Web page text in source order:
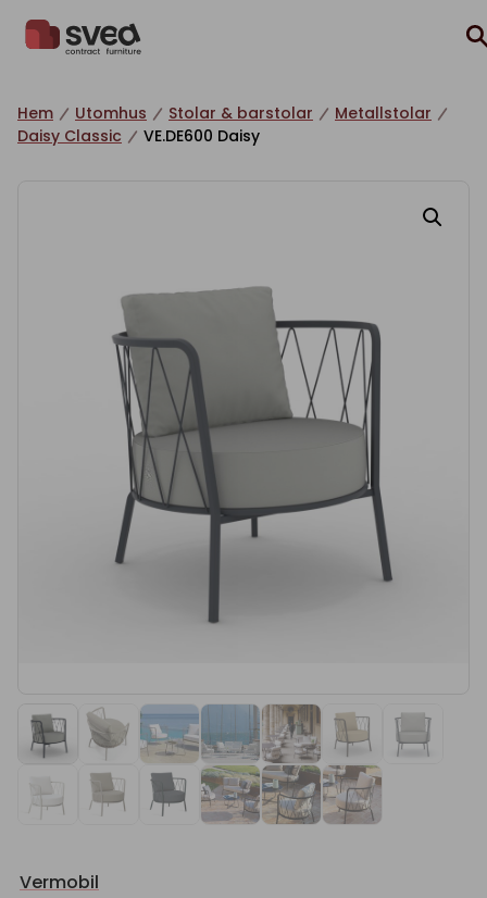
Hem Utomhus Stolar & barstolar
Metallstolar
Daisy Classic
VE.DE600 Daisy
Vermobil